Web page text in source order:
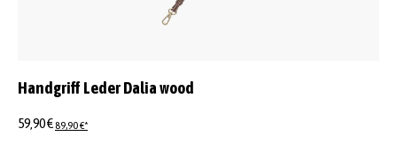
Handgriff Leder Dalia wood
59,90 € 89,90 €*